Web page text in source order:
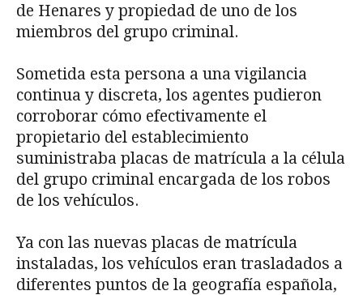
de Henares y propiedad de uno de los
miembros del grupo criminal.
Sometida esta persona a una vigilancia
continua y discreta, los agentes pudieron
corroborar cómo efectivamente el
propietario del establecimiento
suministraba placas de matrícula a la célula
del grupo criminal encargada de los robos
de los vehículos.
Ya con las nuevas placas de matrícula
instaladas, los vehículos eran trasladados a
diferentes puntos de la geografía española,